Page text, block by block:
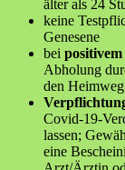
älter als 24
keine
Genesene
bei positivem
Abholung
den
Covid-19-
lassen;
eine